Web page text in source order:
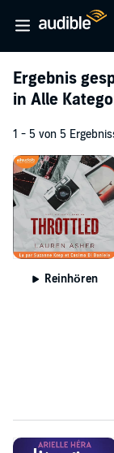
Ergebnis
in Alle
1 - 5 von 5
Reinhören